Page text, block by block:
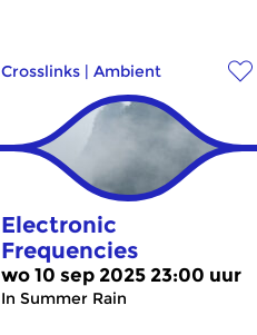
Crosslinks | Ambient
Electronic
Frequencies
wo 10 sep 2025 23:00 uur
In Summer Rain